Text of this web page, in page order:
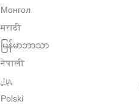
Монгол
मराठी
မြန်မာဘာသာ
नेपाली
پنجابی
Polski